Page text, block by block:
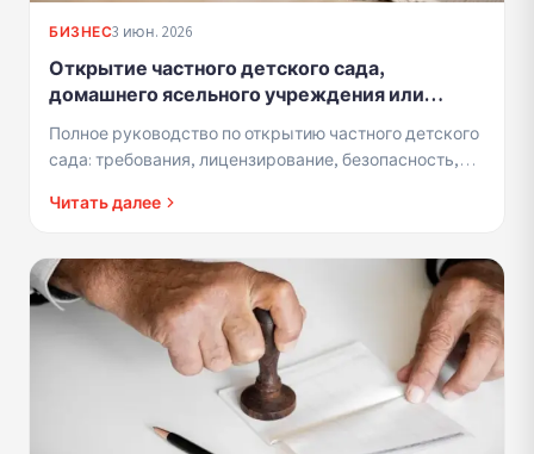
БИЗНЕС3 июн. 2026
Открытие частного детского сада,
домашнего ясельного учреждения или
детского сада для детей до 3 лет -
требования, лицензирование и
профессиональная деятельность
Полное руководство по открытию частного детского
сада: требования, лицензирование, безопасность,
Читать далее